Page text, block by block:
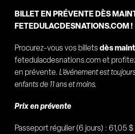
BILLET EN PRÉVENTE DÈS
FETEDULACDESNATIONS.COM !
Procurez-vous vos billets dès
fetedulacdesnations.com et profitez
en prévente. L’événement est
enfants de 11 ans et moins.
Prix en prévente
Passeport régulier (6 jours) : 61,05 $